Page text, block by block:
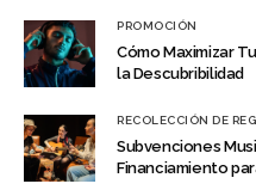
PROMOCIÓN
Cómo Maximizar
la Descubribilidad
RECOLECCIÓN DE
Subvenciones
Financiamiento